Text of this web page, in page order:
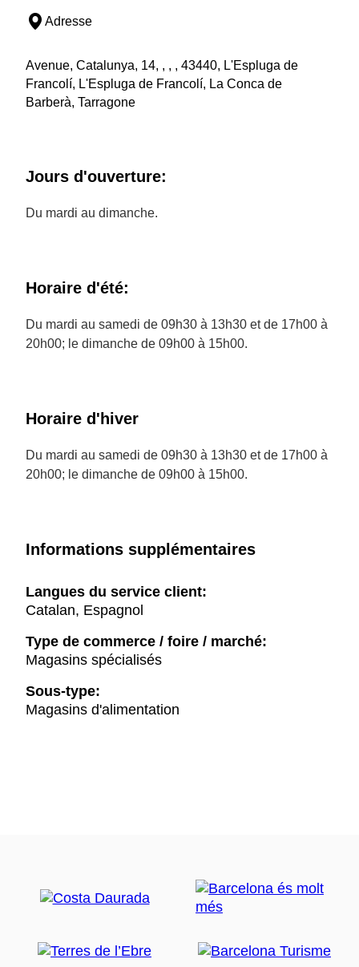
Adresse
Avenue, Catalunya, 14, , , , 43440, L'Espluga de
Francolí, L'Espluga de Francolí, La Conca de
Barberà, Tarragone
Jours d'ouverture:
Du mardi au dimanche.
Horaire d'été:
Du mardi au samedi de 09h30 à 13h30 et de 17h00 à
20h00; le dimanche de 09h00 à 15h00.
Horaire d'hiver
Du mardi au samedi de 09h30 à 13h30 et de 17h00 à
20h00; le dimanche de 09h00 à 15h00.
Informations supplémentaires
Langues du service client:
Catalan, Espagnol
Type de commerce / foire / marché:
Magasins spécialisés
Sous-type:
Magasins d'alimentation